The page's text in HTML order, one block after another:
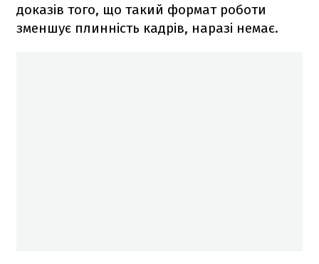
доказів того, що такий формат роботи
зменшує плинність кадрів, наразі немає.